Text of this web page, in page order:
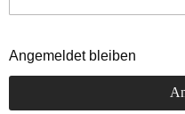
Angemeldet bleiben